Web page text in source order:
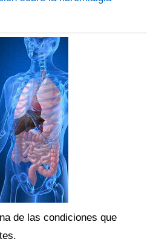
de las condiciones que